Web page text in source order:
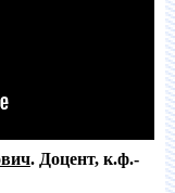
Доцент к.ф.-